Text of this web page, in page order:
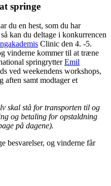
springe
du en hest, som du har
kan du deltage i konkurrencen
Clinic den 4. -5.
vinderne kommer til at træne
springrytterEmil
ved weekendens workshops,
aften samt modtager et
skal stå for transporten til og
og betaling for opstaldning
på dagene).
besvarelser, og vinderne får